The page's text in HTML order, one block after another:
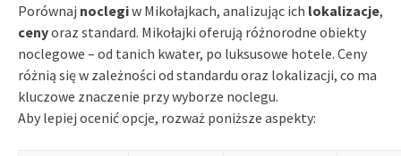
Porównaj noclegiw Mikołajkach, analizując ich lokalizacje,
cenyoraz standard. Mikołajki oferują różnorodne obiekty
noclegowe – od tanich kwater, po luksusowe hotele. Ceny
różnią się w zależności od standardu oraz lokalizacji, co ma
kluczowe znaczenie przy wyborze noclegu.
Aby lepiej ocenić opcje, rozważ poniższe aspekty: